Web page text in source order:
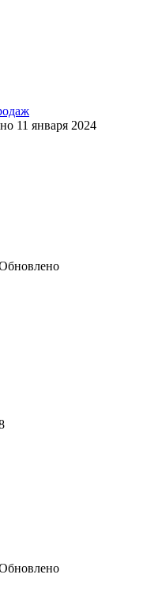
11 января 2024